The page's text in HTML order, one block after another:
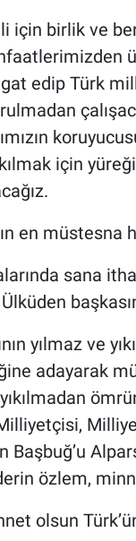
için birlik ve
edip Türk
için
en müstesna
sana
yılmaz ve
adayarak
yıkılmadan
Başbuğ’u
özlem,
olsun